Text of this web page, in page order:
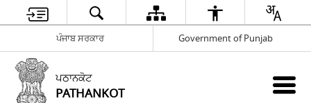
ਪੰਜਾਬ ਸਰਕਾਰ Government of Punjab
ਪਠਾਨਕੋਟ
PATHANKOT